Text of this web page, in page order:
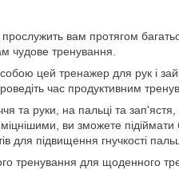
вам протягом
чудове тренування.
цей тренажер для рук і
час продуктивним
та руки, на пальці та
ви зможете підіймати
для підвищення гнучкості
тренування для щоденного